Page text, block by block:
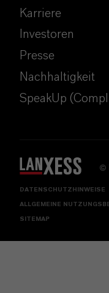
Karriere
Investoren
Presse
Nachhaltigkeit
SpeakUp
©
DATENSCHUTZHINWEISE
ALLGEMEINE
SITEMAP